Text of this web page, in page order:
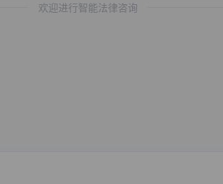
欢迎进行智能法律咨询